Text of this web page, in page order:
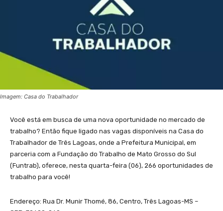
Imagem: Casa do Trabalhador
Você está em busca de uma nova oportunidade no mercado de
trabalho? Então fique ligado nas vagas disponíveis na Casa do
Trabalhador de Três Lagoas, onde a Prefeitura Municipal, em
parceria com a Fundação do Trabalho de Mato Grosso do Sul
(Funtrab), oferece, nesta quarta-feira (06), 266 oportunidades de
trabalho para você!
Endereço: Rua Dr. Munir Thomé, 86, Centro, Três Lagoas-MS –